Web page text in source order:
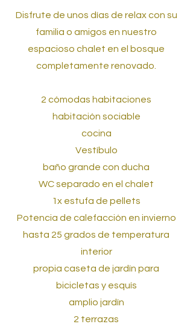
Disfrute de unos días de relax con su
familia o amigos en nuestro
espacioso chalet en el bosque
completamente renovado.
2 cómodas habitaciones
habitación sociable
cocina
Vestíbulo
baño grande con ducha
WC separado en el chalet
1x estufa de pellets
Potencia de calefacción en invierno
hasta 25 grados de temperatura
interior
propia caseta de jardín para
bicicletas y esquís
amplio jardín
2 terrazas